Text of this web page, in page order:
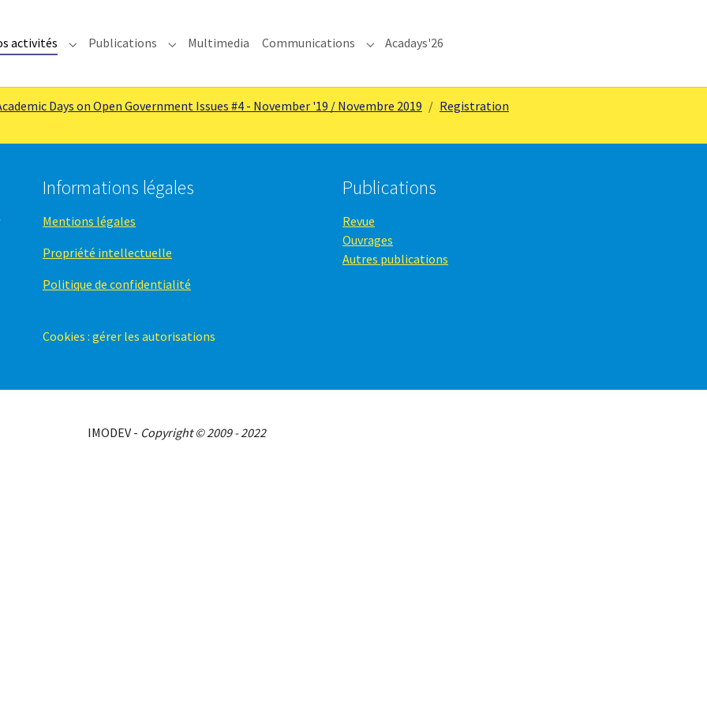
for "IMODEV"
activités Submenu for "Nos activités"
Publications Submenu for "Publications"
Multimedia Communications Submenu for "Communications"
Acadays'26
Days on Open Government Issues #4 - November '19 / Novembre 2019
Registration
Informations légales
Mentions légales
Propriété intellectuelle
Politique de confidentialité
Cookies : gérer les autorisations
Publications
Revue
Ouvrages
Autres publications
IMODEV - Copyright © 2009 - 2022